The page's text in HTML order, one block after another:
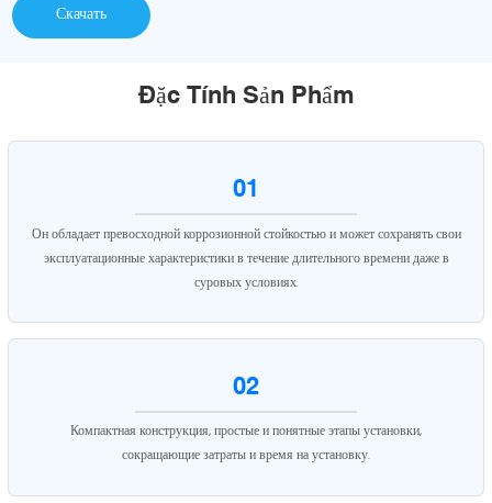
Скачать
Đặc Tính Sản Phẩm
01
Он обладает превосходной коррозионной стойкостью и может сохранять свои
эксплуатационные характеристики в течение длительного времени даже в
суровых условиях.
02
Компактная конструкция, простые и понятные этапы установки,
сокращающие затраты и время на установку.